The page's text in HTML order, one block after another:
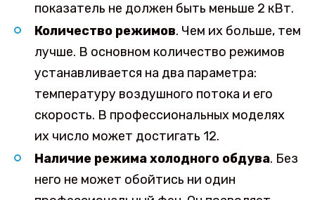
показатель не должен быть меньше 2 кВт.
Количество режимов. Чем их больше, тем
лучше. В основном количество режимов
устанавливается на два параметра:
температуру воздушного потока и его
скорость. В профессиональных моделях
их число может достигать 12.
Наличие режима холодного обдува. Без
него не может обойтись ни один